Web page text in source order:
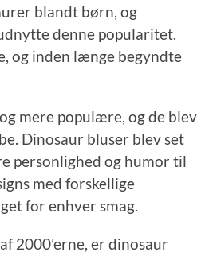
blandt børn, og
denne popularitet.
og inden længe begyndte
mere populære, og de blev
Dinosaur bluser blev set
personlighed og humor til
med forskellige
for enhver smag.
2000’erne, er dinosaur